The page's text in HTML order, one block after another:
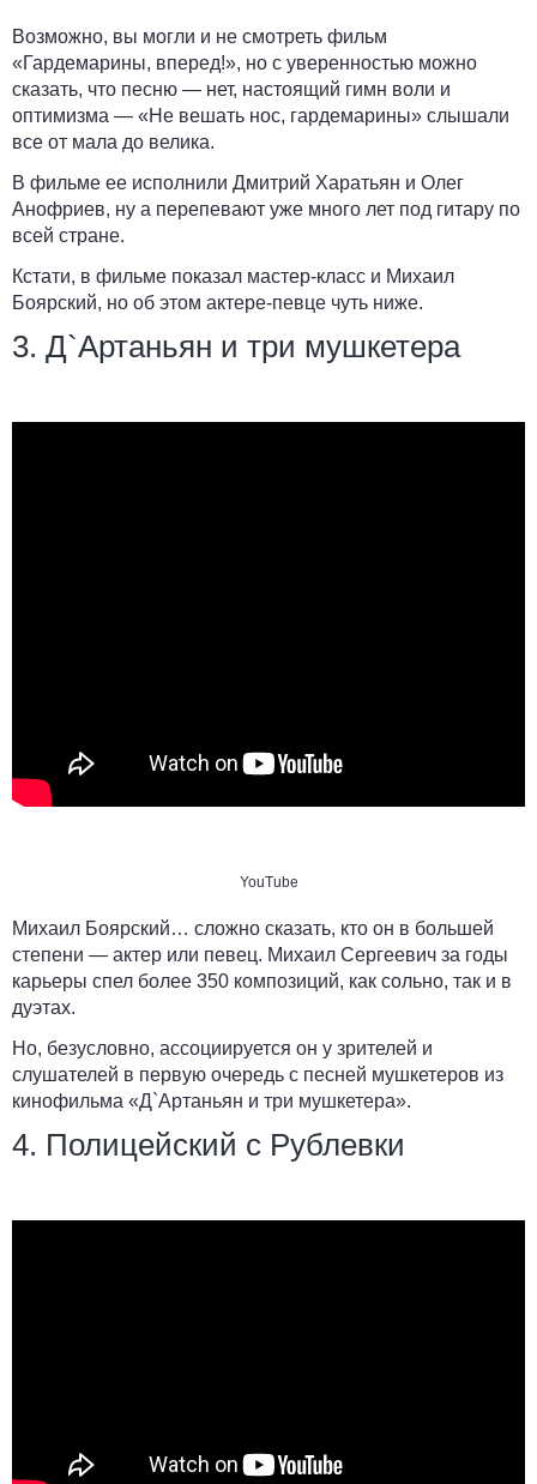
Возможно, вы могли и не смотреть фильм
«Гардемарины, вперед!», но с уверенностью можно
сказать, что песню — нет, настоящий гимн воли и
оптимизма — «Не вешать нос, гардемарины» слышали
все от мала до велика.
В фильме ее исполнили Дмитрий Харатьян и Олег
Анофриев, ну а перепевают уже много лет под гитару по
всей стране.
Кстати, в фильме показал мастер-класс и Михаил
Боярский, но об этом актере-певце чуть ниже.
3. Д`Артаньян и три мушкетера
YouTube
Михаил Боярский… сложно сказать, кто он в большей
степени — актер или певец. Михаил Сергеевич за годы
карьеры спел более 350 композиций, как сольно, так и в
дуэтах.
Но, безусловно, ассоциируется он у зрителей и
слушателей в первую очередь с песней мушкетеров из
кинофильма «Д`Артаньян и три мушкетера».
4. Полицейский с Рублевки